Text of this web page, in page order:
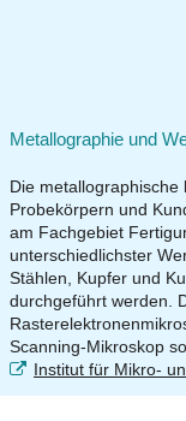
Metallographie und
Die metallographische
Probekörpern und
am Fachgebiet
unterschiedlichster
Stählen, Kupfer und
durchgeführt werden.
Scanning-Mikroskop
Institut für Mikro-